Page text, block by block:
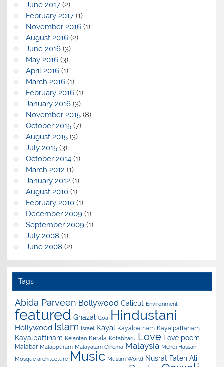
June 2017(2)
February 2017(1)
November 2016(1)
August 2016(2)
June 2016(3)
May 2016(3)
April 2016(1)
March 2016(1)
February 2016(1)
January 2016(3)
November 2015(8)
October 2015(7)
August 2015(3)
July 2015(3)
October 2014(1)
March 2012 (1)
January 2012 (1)
August 2010(1)
February 2010(1)
December 2009(1)
September 2009(1)
July 2008 (1)
June 2008 (2)
Tags
Abida Parveen Bollywood Calicut Environment
featured Ghazal Goa Hindustani
Hollywood Islam Israel Kayal Kayalpatnam Kayalpattanam
Kayalpattinam Kelantan Kerala Kotabharu Love Love poem
Malabar Malappuram Malayalam Cinema Malaysia Mehdi Hassan
Mosque architecture Music Muslim World Nusrat Fateh Ali